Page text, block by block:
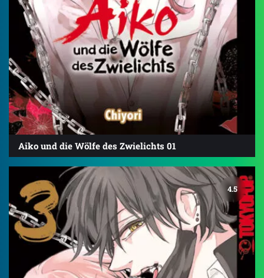
Aiko und die Wölfe des Zwielichts 01
4.5